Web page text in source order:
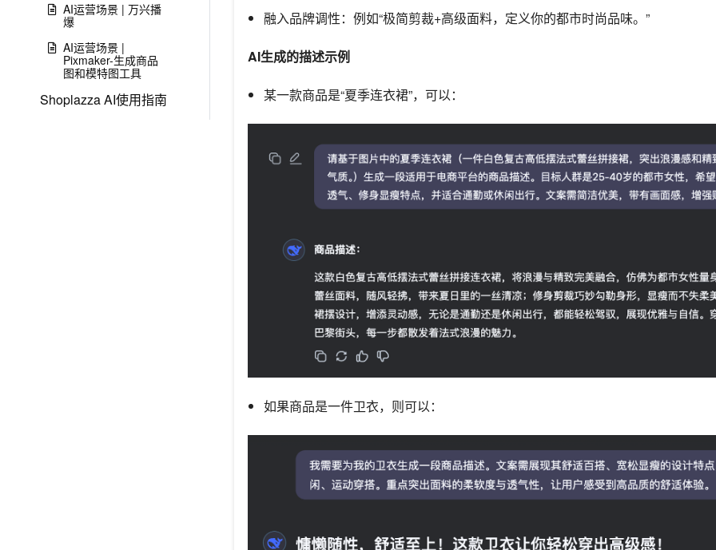
AI运营场景 | 万兴播
爆
AI运营场景 |
Pixmaker-生成商品
图和模特图工具
Shoplazza AI使用指南
融入品牌调性：例如“极简剪裁+高级面料，定义你的都市时尚品味。”
AI生成的描述示例
某一款商品是“夏季连衣裙”，可以：
如果商品是一件卫衣，则可以：